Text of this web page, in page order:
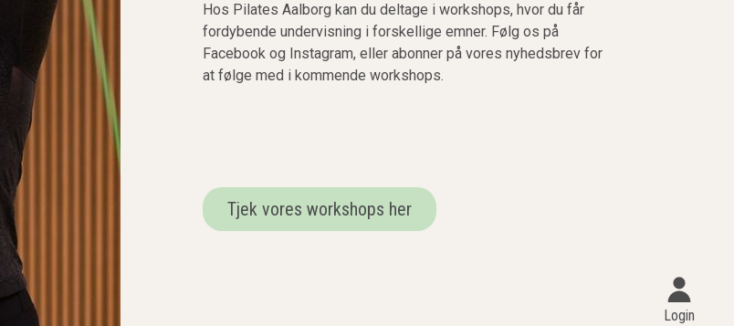
Login
Hos Pilates Aalborg kan du deltage i workshops, hvor du får
fordybende undervisning i forskellige emner. Følg os på
Facebook og Instagram, eller abonner på vores nyhedsbrev for
at følge med i kommende workshops.
Tjek vores workshops her